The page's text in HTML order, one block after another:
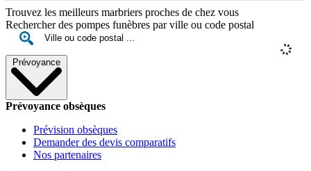
Trouvez les meilleurs marbriers proches de chez vous
Rechercher des pompes funèbres par ville ou code postal
Prévoyance
Prévoyance obsèques
Prévision obsèques
Demander des devis comparatifs
Nos partenaires